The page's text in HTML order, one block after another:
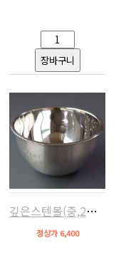
깊은스텐볼(중,2리터)
정상가 6,400